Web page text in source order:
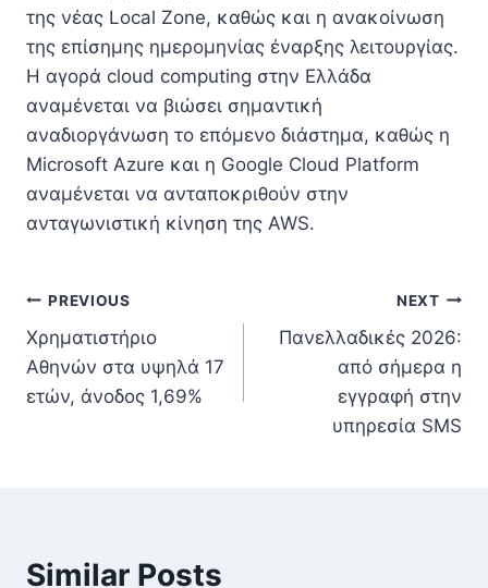
της νέας Local Zone, καθώς και η ανακοίνωση
της επίσημης ημερομηνίας έναρξης λειτουργίας.
Η αγορά cloud computing στην Ελλάδα
αναμένεται να βιώσει σημαντική
αναδιοργάνωση το επόμενο διάστημα, καθώς η
Microsoft Azure και η Google Cloud Platform
αναμένεται να ανταποκριθούν στην
ανταγωνιστική κίνηση της AWS.
Πλοήγηση
άρθρων
PREVIOUS
Χρηματιστήριο
Αθηνών στα υψηλά 17
ετών, άνοδος 1,69%
NEXT
Πανελλαδικές 2026:
από σήμερα η
εγγραφή στην
υπηρεσία SMS
Similar Posts